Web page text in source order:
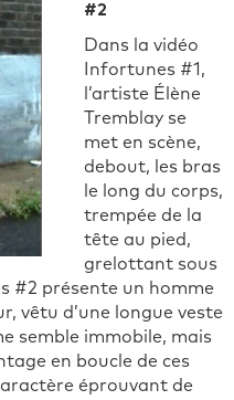
#2
Dans la vidéo
Infortunes #1,
l’artiste Élène
Tremblay se
met en scène,
debout, les bras
le long du corps,
trempée de la
tête au pied,
grelottant sous
#2 présente un homme
vêtu d’une longue veste
semble immobile, mais
en boucle de ces
éprouvant de